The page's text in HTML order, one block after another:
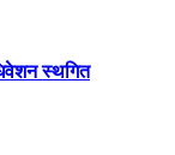
स्थगित